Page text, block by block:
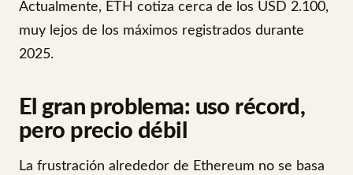
Actualmente, ETH cotiza cerca de los USD 2.100,
muy lejos de los máximos registrados durante
2025.
El gran problema: uso récord,
pero precio débil
La frustración alrededor de Ethereum no se basa